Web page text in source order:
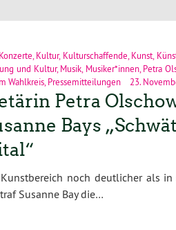
Konzerte Kultur, Kulturschaffende Kunst
und Kultur, Musik Musiker*innen, Petra
Wahlkreis, Pressemitteilungen 23.
Petra
Bays
noch deutlicher als in
Susanne Bay die…